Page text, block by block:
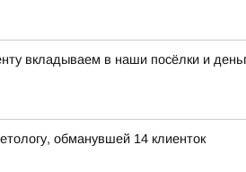
вкладываем в наши посёлки и
обманувшей 14 клиенток